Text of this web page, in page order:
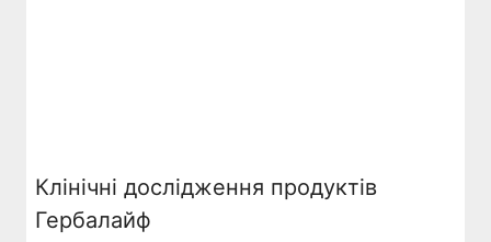
Клінічні дослідження продуктів
Гербалайф